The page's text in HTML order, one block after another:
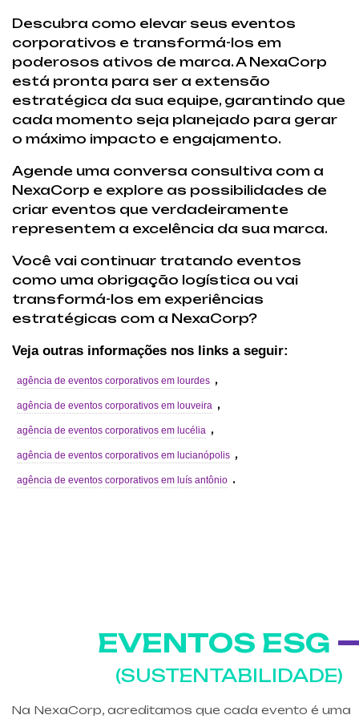
Descubra como elevar seus eventos
corporativos e transformá-los em
poderosos ativos de marca. A NexaCorp
está pronta para ser a extensão
estratégica da sua equipe, garantindo que
cada momento seja planejado para gerar
o máximo impacto e engajamento.
Agende uma conversa consultiva com a
NexaCorp e explore as possibilidades de
criar eventos que verdadeiramente
representem a excelência da sua marca.
Você vai continuar tratando eventos
como uma obrigação logística ou vai
transformá-los em experiências
estratégicas com a NexaCorp?
Veja outras informações nos links a seguir:
agência de eventos corporativos em lourdes ,
agência de eventos corporativos em louveira ,
agência de eventos corporativos em lucélia ,
agência de eventos corporativos em lucianópolis ,
agência de eventos corporativos em luís antônio .
EVENTOS ESG
(SUSTENTABILIDADE)
Na NexaCorp, acreditamos que cada evento é uma